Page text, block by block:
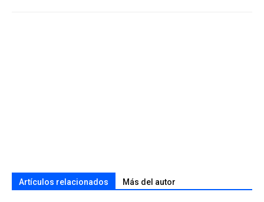
Artículos relacionados Más del autor